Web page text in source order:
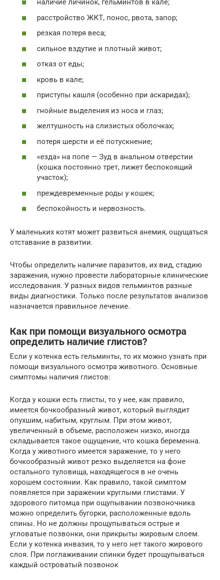
наличие личинок, гельминтов в кале;
расстройство ЖКТ, понос, рвота, запор;
резкая потеря веса;
сильное вздутие и плотный живот;
отказ от еды;
кровь в кале;
приступы кашля (особенно при аскаридах);
гнойные выделения из носа и глаз;
желтушность на слизистых оболочках;
потеря шерсти и её потускнение;
«езда» на попе — Зуд в анальном отверстии
(кошка постоянно трет, лижет беспокоящий
участок);
преждевременные роды у кошек;
беспокойность и нервозность.
У маленьких котят может развиться анемия, ощущаться
отставание в развитии.
Чтобы определить наличие паразитов, их вид, стадию
заражения, нужно провести лабораторные клинические
исследования. У разных видов гельминтов разные
виды диагностики. Только после результатов анализов
назначается правильное лечение.
Как при помощи визуального осмотра
определить наличие глистов?
Если у котенка есть гельминты, то их можно узнать при
помощи визуального осмотра животного. Основные
симптомы наличия глистов:
Когда у кошки есть глисты, то у нее, как правило,
имеется бочкообразный живот, который выглядит
опухшим, набитым, круглым. При этом живот,
увеличенный в объеме, расположен низко, иногда
складывается такое ощущение, что кошка беременна.
Когда у животного имеется заражение, то у него
бочкообразный живот резко выделяется на фоне
остального туловища, находящегося в не очень
хорошем состоянии. Как правило, такой симптом
появляется при заражении круглыми глистами. У
здорового питомца при ощупывании позвоночника
можно определить бугорки, расположенные вдоль
спины. Но не должны прощупываться острые и
угловатые позвонки, они прикрыты жировым слоем.
Если у котенка инвазия, то у него нет такого жирового
слоя. При поглаживании спинки будет прощупываться
каждый островатый позвонок